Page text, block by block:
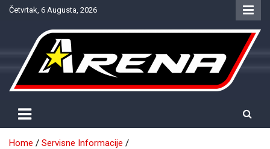
SkipČetvrtak, 6 Augusta, 2026
NTV Arena
Home
Servisne Informacije